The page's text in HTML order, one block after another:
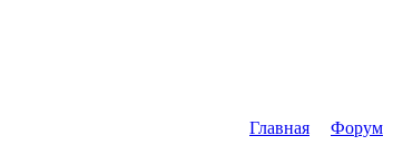
Главная
Форум